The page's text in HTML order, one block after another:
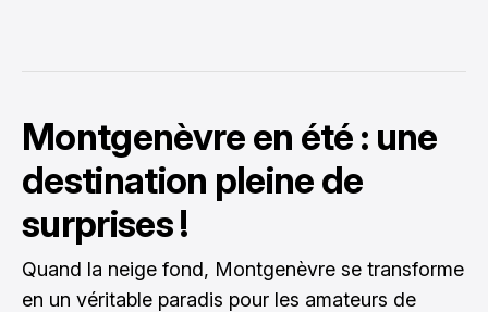
Montgenèvre en été : une
destination pleine de
surprises !
Quand la neige fond, Montgenèvre se transforme
en un véritable paradis pour les amateurs de